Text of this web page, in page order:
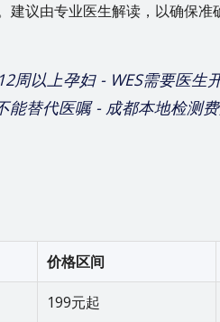
议由专业医生解读，以确保准
周以上孕妇 - WES需要医生
能替代医嘱 - 成都本地检测
价格区间
199元起